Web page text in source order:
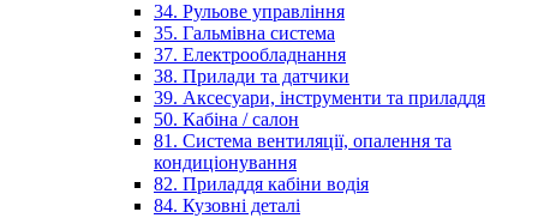
34. Рульове управління
35. Гальмівна система
37. Електрообладнання
38. Прилади та датчики
39. Аксесуари, інструменти та приладдя
50. Кабіна / салон
81. Система вентиляції, опалення та
кондиціонування
82. Приладдя кабіни водія
84. Кузовні деталі